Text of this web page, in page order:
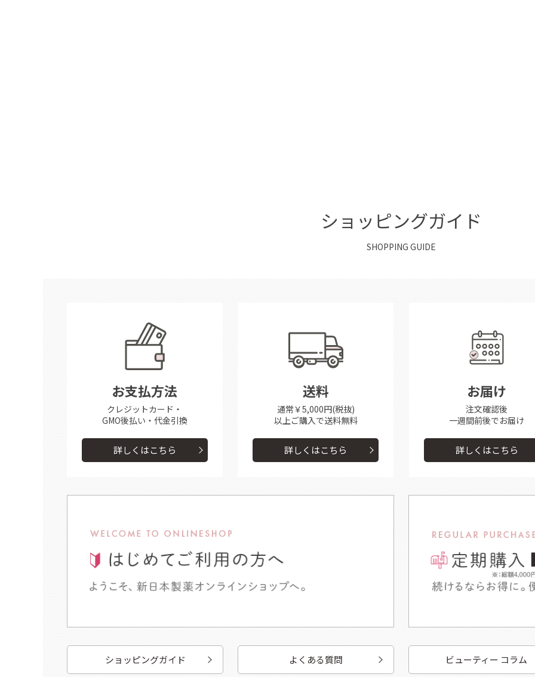
ショッピングガイド
SHOPPING GUIDE
お支払方法
クレジットカード・
GMO後払い・代金引換
詳しくはこちら
送料
通常￥5,000円(税抜)
以上ご購入で送料無料
詳しくはこちら
お届け
注文確認後
一週間前後でお届け
詳しくはこちら
ショッピングガイド よくある質問 ビューティー コラム